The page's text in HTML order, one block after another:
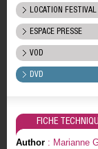
LOCATION FESTIVAL
ESPACE PRESSE
VOD
DVD
FICHE
Author: Marianne